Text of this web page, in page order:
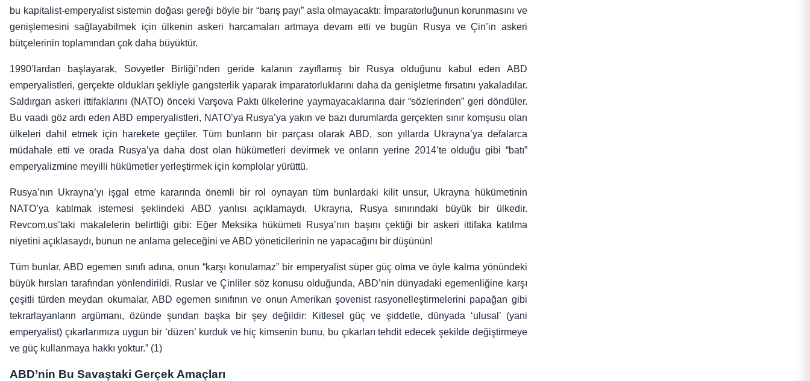
bu kapitalist-emperyalist sistemin doğası gereği böyle bir “barış payı” asla olmayacaktı: İmparatorluğunun korunmasını ve
genişlemesini sağlayabilmek için ülkenin askeri harcamaları artmaya devam etti ve bugün Rusya ve Çin’in askeri
bütçelerinin toplamından çok daha büyüktür.
1990’lardan başlayarak, Sovyetler Birliği’nden geride kalanın zayıflamış bir Rusya olduğunu kabul eden ABD
emperyalistleri, gerçekte oldukları şekliyle gangsterlik yaparak imparatorluklarını daha da genişletme fırsatını yakaladılar.
Saldırgan askeri ittifaklarını (NATO) önceki Varşova Paktı ülkelerine yaymayacaklarına dair “sözlerinden” geri döndüler.
Bu vaadi göz ardı eden ABD emperyalistleri, NATO’ya Rusya’ya yakın ve bazı durumlarda gerçekten sınır komşusu olan
ülkeleri dahil etmek için harekete geçtiler. Tüm bunların bir parçası olarak ABD, son yıllarda Ukrayna’ya defalarca
müdahale etti ve orada Rusya’ya daha dost olan hükümetleri devirmek ve onların yerine 2014’te olduğu gibi “batı”
emperyalizmine meyilli hükümetler yerleştirmek için komplolar yürüttü.
Rusya’nın Ukrayna’yı işgal etme kararında önemli bir rol oynayan tüm bunlardaki kilit unsur, Ukrayna hükümetinin
NATO’ya katılmak istemesi şeklindeki ABD yanlısı açıklamaydı. Ukrayna, Rusya sınırındaki büyük bir ülkedir.
Revcom.us’taki makalelerin belirttiği gibi: Eğer Meksika hükümeti Rusya’nın başını çektiği bir askeri ittifaka katılma
niyetini açıklasaydı, bunun ne anlama geleceğini ve ABD yöneticilerinin ne yapacağını bir düşünün!
Tüm bunlar, ABD egemen sınıfı adına, onun “karşı konulamaz” bir emperyalist süper güç olma ve öyle kalma yönündeki
büyük hırsları tarafından yönlendirildi. Ruslar ve Çinliler söz konusu olduğunda, ABD’nin dünyadaki egemenliğine karşı
çeşitli türden meydan okumalar, ABD egemen sınıfının ve onun Amerikan şovenist rasyonelleştirmelerini papağan gibi
tekrarlayanların argümanı, özünde şundan başka bir şey değildir: Kitlesel güç ve şiddetle, dünyada ‘ulusal’ (yani
emperyalist) çıkarlarımıza uygun bir ‘düzen’ kurduk ve hiç kimsenin bunu, bu çıkarları tehdit edecek şekilde değiştirmeye
ve güç kullanmaya hakkı yoktur.” (1)
ABD’nin Bu Savaştaki Gerçek Amaçları